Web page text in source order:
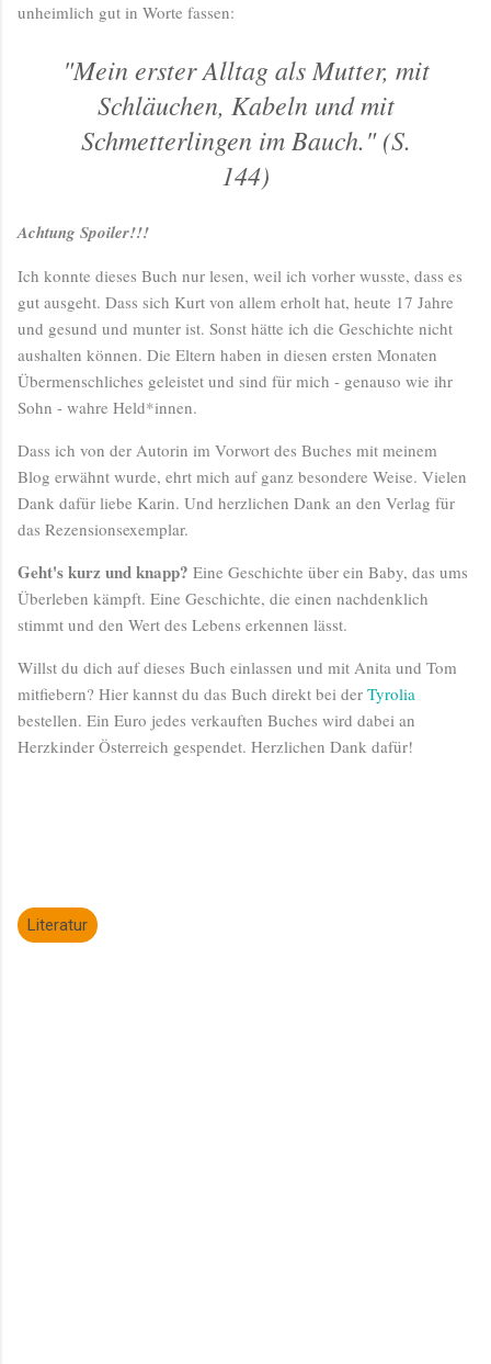
unheimlich gut in Worte fassen:
"Mein erster Alltag als Mutter, mit
Schläuchen, Kabeln und mit
Schmetterlingen im Bauch." (S.
144)
Achtung Spoiler!!!
Ich konnte dieses Buch nur lesen, weil ich vorher wusste, dass es
gut ausgeht. Dass sich Kurt von allem erholt hat, heute 17 Jahre
und gesund und munter ist. Sonst hätte ich die Geschichte nicht
aushalten können. Die Eltern haben in diesen ersten Monaten
Übermenschliches geleistet und sind für mich - genauso wie ihr
Sohn - wahre Held*innen.
Dass ich von der Autorin im Vorwort des Buches mit meinem
Blog erwähnt wurde, ehrt mich auf ganz besondere Weise. Vielen
Dank dafür liebe Karin. Und herzlichen Dank an den Verlag für
das Rezensionsexemplar.
Geht's kurz und knapp? Eine Geschichte über ein Baby, das ums
Überleben kämpft. Eine Geschichte, die einen nachdenklich
stimmt und den Wert des Lebens erkennen lässt.
Willst du dich auf dieses Buch einlassen und mit Anita und Tom
mitfiebern? Hier kannst du das Buch direkt bei der Tyrolia
bestellen. Ein Euro jedes verkauften Buches wird dabei an
Herzkinder Österreich gespendet. Herzlichen Dank dafür!
Literatur